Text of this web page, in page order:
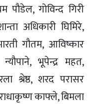
पौडेल, गोविन्द गिरी
अधिकारी घिमिरे,
गौतम, आविष्कार
भूपेन्द्र महत,
श्रेष्ठ, शरद परासर
काफ्ले, बिमला